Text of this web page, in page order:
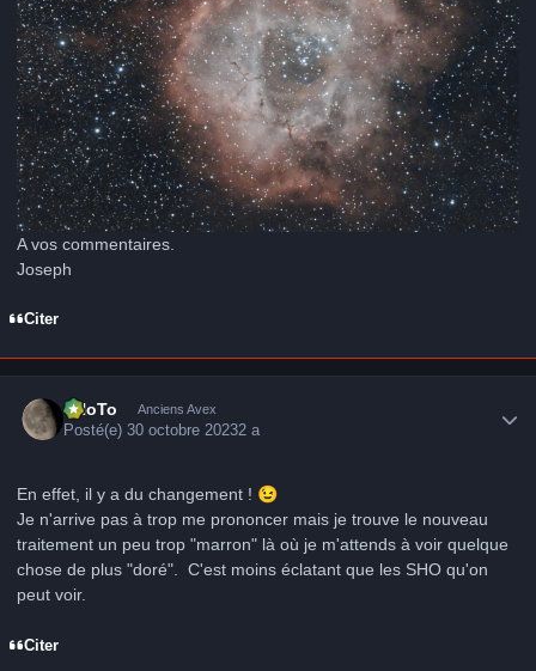
A vos commentaires.
Joseph
Citer
FHoTo Anciens Avex
Posté(e)30 octobre 20232 a
En effet, il y a du changement ! 😉
Je n'arrive pas à trop me prononcer mais je trouve le nouveau
traitement un peu trop "marron" là où je m'attends à voir quelque
chose de plus "doré". C'est moins éclatant que les SHO qu'on
peut voir.
Citer